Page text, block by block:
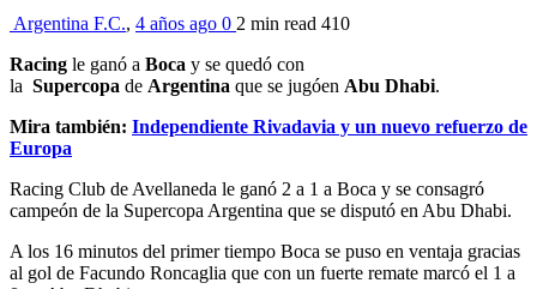
Argentina F.C., 4 años ago 0 2 min read 410
Racing le ganó a Boca y se quedó con
la Supercopa de Argentina que se jugóen Abu Dhabi.
Mira también: Independiente Rivadavia y un nuevo refuerzo de
Europa
Racing Club de Avellaneda le ganó 2 a 1 a Boca y se consagró
campeón de la Supercopa Argentina que se disputó en Abu Dhabi.
A los 16 minutos del primer tiempo Boca se puso en ventaja gracias
al gol de Facundo Roncaglia que con un fuerte remate marcó el 1 a